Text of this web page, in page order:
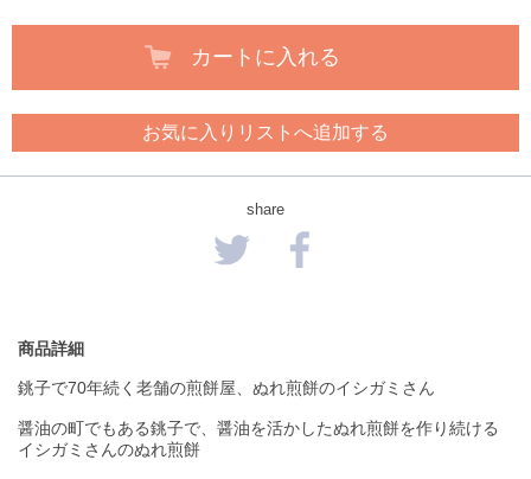
カートに入れる
お気に入りリストへ追加する
share
商品詳細
銚子で70年続く老舗の煎餅屋、ぬれ煎餅のイシガミさん
醤油の町でもある銚子で、醤油を活かしたぬれ煎餅を作り続ける
イシガミさんのぬれ煎餅